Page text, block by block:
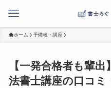
ホーム 予備校・講座
【一発合格者も輩
法書士講座の口コミ